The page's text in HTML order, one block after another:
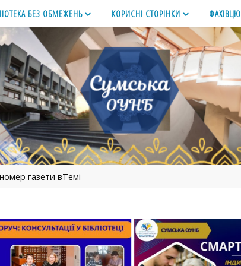
БЕЗ ОБМЕЖЕНЬ КОРИСНІ СТОРІНКИ ФАХІВЦЮ
газети вТемі